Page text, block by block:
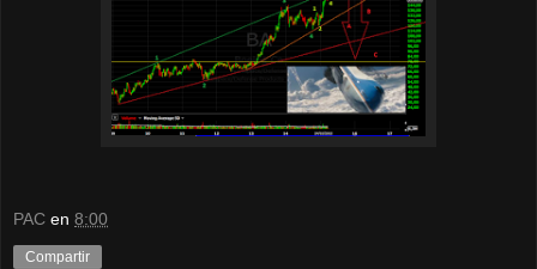
PAC en 8:00
Compartir